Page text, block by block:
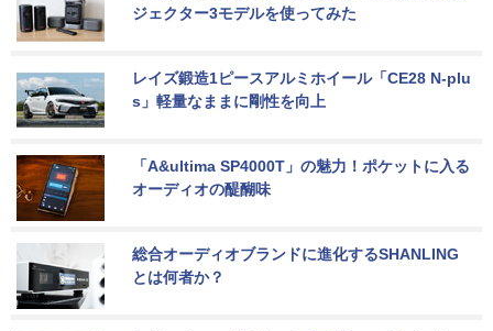
ジェクター3モデルを使ってみた
レイズ鍛造1ピースアルミホイール「CE28 N-plu
s」軽量なままに剛性を向上
「A&ultima SP4000T」の魅力！ポケットに入る
オーディオの醍醐味
総合オーディオブランドに進化するSHANLING
とは何者か？